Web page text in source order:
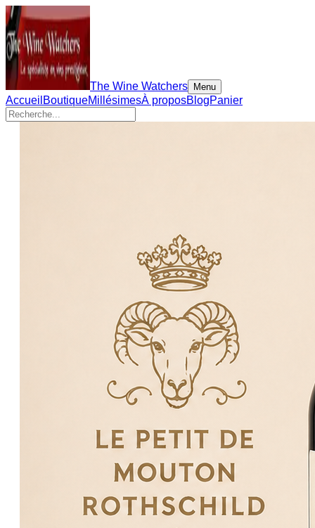
The Wine Watchers Menu
Accueil BoutiqueMillésimesÀ proposBlogPanier